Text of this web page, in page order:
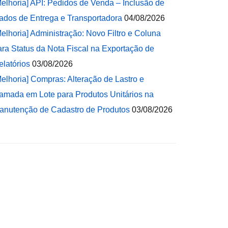
API: Pedidos de Venda – Inclusão de
de Entrega e Transportadora 04/08/2026
Administração: Novo Filtro e Coluna
Status da Nota Fiscal na Exportação de
03/08/2026
Compras: Alteração de Lastro e
em Lote para Produtos Unitários na
de Cadastro de Produtos 03/08/2026